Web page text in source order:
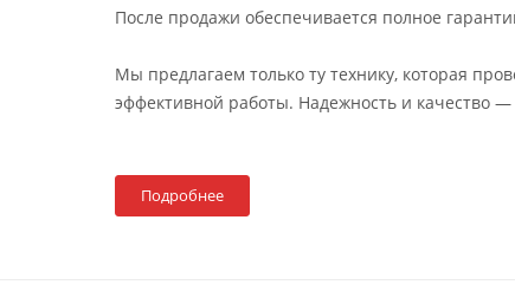
После продажи обеспечивается полное
Мы предлагаем только ту технику, которая
эффективной работы. Надежность и качество
Подробнее